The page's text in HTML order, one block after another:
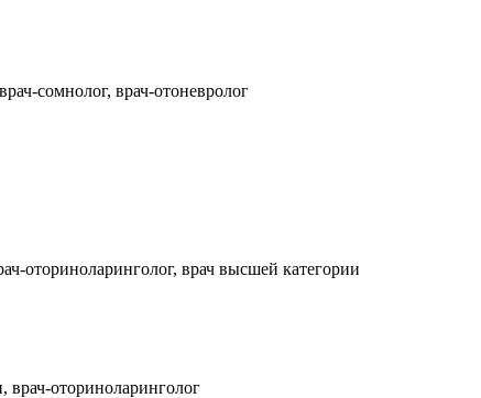
сомнолог, врач-отоневролог
оториноларинголог, врач высшей категории
врач-оториноларинголог